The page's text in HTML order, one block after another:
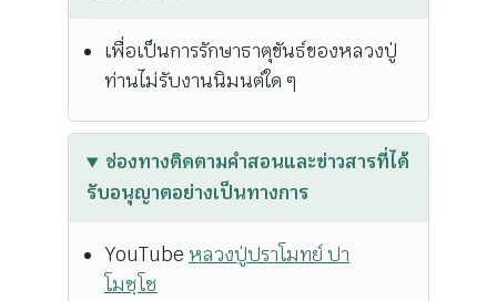
เพื่อเป็นการรักษาธาตุขันธ์ของหลวงปู่
ท่านไม่รับงานนิมนต์ใด ๆ
ช่องทางติดตามคำสอนและข่าวสารที่ได้
รับอนุญาตอย่างเป็นทางการ
YouTube หลวงปู่ปราโมทย์ ปา
โมชฺโช